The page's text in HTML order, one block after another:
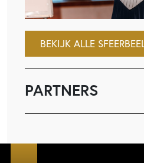
BEKIJK ALLE
PARTNERS